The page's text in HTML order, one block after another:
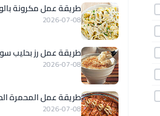
طريقة عمل مكرونة
2026-07-08
طريقة عمل رز بحليب سوري بـ
2026-07-08
طريقة عمل المحمرة
2026-07-08